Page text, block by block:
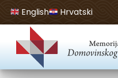
Open toolbar
English Hrvatski